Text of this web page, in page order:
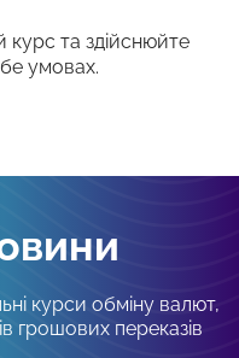
та здійснюйте
умовах.
курси обміну валют,
грошових переказів